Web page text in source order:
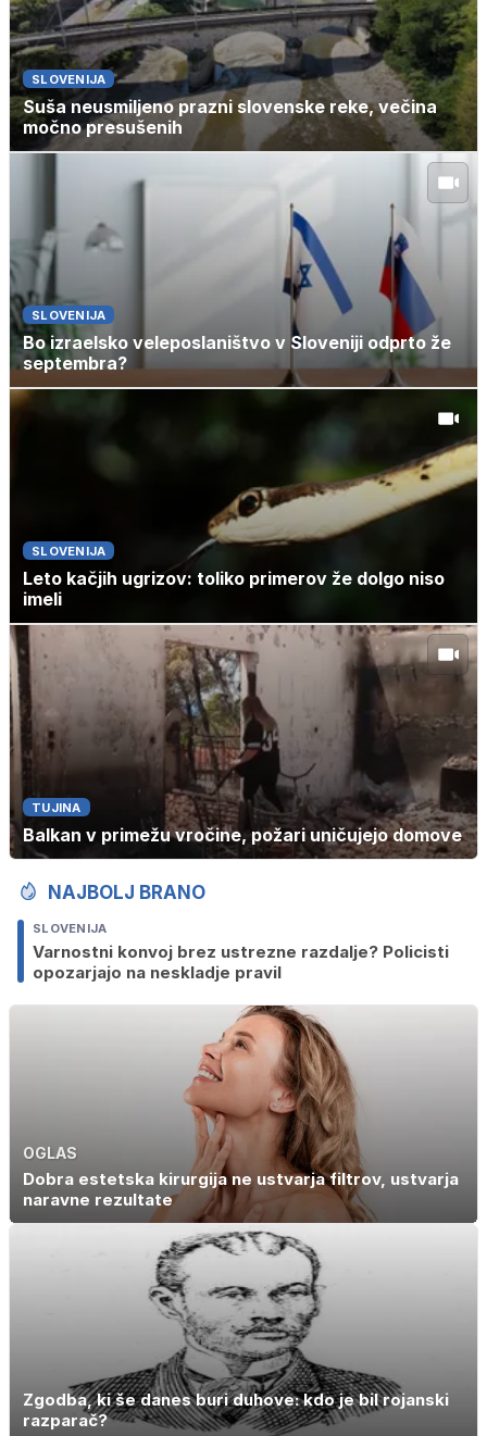
SLOVENIJA
Suša neusmiljeno prazni slovenske reke, večina
močno presušenih
SLOVENIJA
Bo izraelsko veleposlaništvo v Sloveniji odprto že
septembra?
SLOVENIJA
Leto kačjih ugrizov: toliko primerov že dolgo niso
imeli
TUJINA
Balkan v primežu vročine, požari uničujejo domove
NAJBOLJ BRANO
SLOVENIJA
Varnostni konvoj brez ustrezne razdalje? Policisti
opozarjajo na neskladje pravil
OGLAS
Dobra estetska kirurgija ne ustvarja filtrov, ustvarja
naravne rezultate
Zgodba, ki še danes buri duhove: kdo je bil rojanski
razparač?